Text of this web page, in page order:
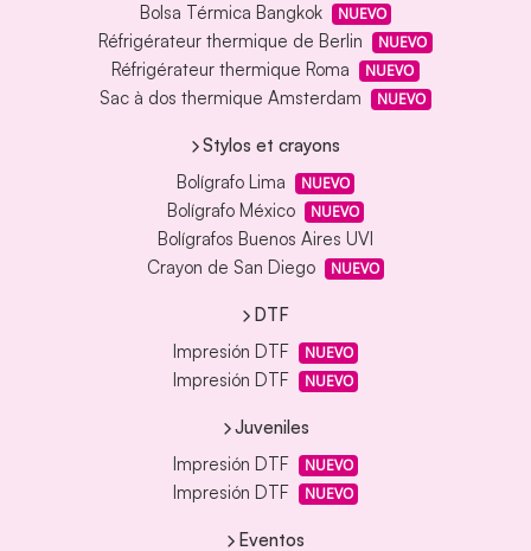
Bolsa Térmica Bangkok
NUEVO
Réfrigérateur thermique de Berlin NUEVO
Réfrigérateur thermique Roma NUEVO
Sac à dos thermique Amsterdam NUEVO
Stylos et crayons
Bolígrafo Lima
NUEVO
Bolígrafo México NUEVO
Bolígrafos Buenos Aires UVI
Crayon de San Diego
NUEVO
DTF
Impresión DTF
NUEVO
Impresión DTF NUEVO
Juveniles
Impresión DTF
NUEVO
Impresión DTF NUEVO
Eventos